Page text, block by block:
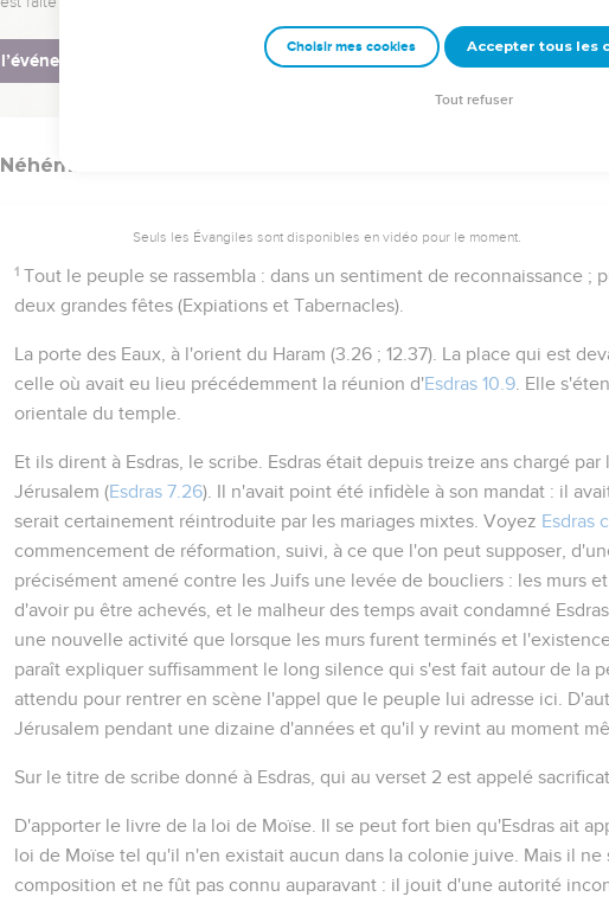
Autres ressources sur theotex.org, contact
Néhémie
Seuls les Évangiles sont disponibles en vidéo pour le moment.
1 Tout le peuple se rassembla : dans un sentiment de reconnaissance ;
deux grandes fêtes (Expiations et Tabernacles).
La porte des Eaux , à l'orient du Haram (3.26 ; 12.37). La place qui est
celle où avait eu lieu précédemment la réunion d'Esdras 10.9 . Elle
orientale du temple.
Et ils dirent à Esdras, le scribe . Esdras était depuis treize ans chargé
Jérusalem (Esdras 7.26). Il n'avait point été infidèle à son mandat : il
serait certainement réintroduite par les mariages mixtes. Voyez Esdras
commencement de réformation, suivi, à ce que l'on peut supposer,
précisément amené contre les Juifs une levée de boucliers : les murs
d'avoir pu être achevés, et le malheur des temps avait condamné
une nouvelle activité que lorsque les murs furent terminés et
paraît expliquer suffisamment le long silence qui s'est fait autour de la
attendu pour rentrer en scène l'appel que le peuple lui adresse ici.
Jérusalem pendant une dizaine d'années et qu'il y revint au moment
Sur le titre de scribe donné à Esdras, qui au verset 2 est appelé
D'apporter le livre de la loi de Moïse . Il se peut fort bien qu'Esdras ait
loi de Moïse tel qu'il n'en existait aucun dans la colonie juive. Mais il
composition et ne fût pas connu auparavant : il jouit d'une autorité
Choisir mes cookies Accepter tous les
Tout refuser